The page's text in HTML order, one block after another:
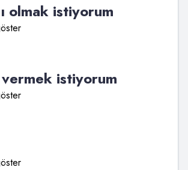
olmak istiyorum
istiyorum